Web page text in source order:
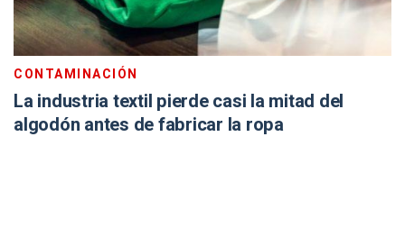
CONTAMINACIÓN
La industria textil pierde casi la mitad del
algodón antes de fabricar la ropa